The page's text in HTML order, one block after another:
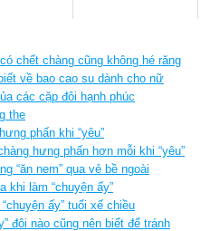
chết chàng cũng không hé răng
về bao cao su dành cho nữ
các cặp đôi hạnh phúc
the
phấn khi “yêu”
hưng phấn hơn mỗi khi “yêu”
“ăn nem” qua vẻ bề ngoài
khi làm “chuyện ấy”
ấy” tuổi xế chiều
đôi nào cũng nên biết để tránh